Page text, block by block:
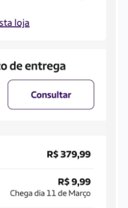
de 2 dias úteis.*